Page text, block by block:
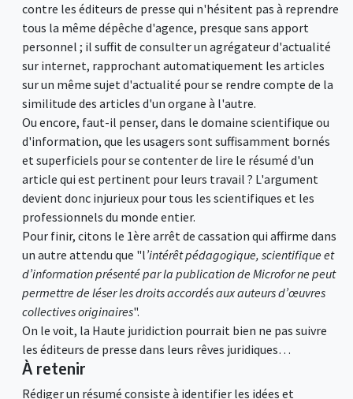
contre les éditeurs de presse qui n'hésitent pas à reprendre
tous la même dépêche d'agence, presque sans apport
personnel ; il suffit de consulter un agrégateur d'actualité
sur internet, rapprochant automatiquement les articles
sur un même sujet d'actualité pour se rendre compte de la
similitude des articles d'un organe à l'autre.
Ou encore, faut-il penser, dans le domaine scientifique ou
d'information, que les usagers sont suffisamment bornés
et superficiels pour se contenter de lire le résumé d'un
article qui est pertinent pour leurs travail ? L'argument
devient donc injurieux pour tous les scientifiques et les
professionnels du monde entier.
Pour finir, citons le 1ère arrêt de cassation qui affirme dans
un autre attendu que "l’intérêt pédagogique, scientifique et
d’information présenté par la publication de Microfor ne peut
permettre de léser les droits accordés aux auteurs d’œuvres
collectives originaires".
On le voit, la Haute juridiction pourrait bien ne pas suivre
les éditeurs de presse dans leurs rêves juridiques…
À retenir
Rédiger un résumé consiste à identifier les idées et